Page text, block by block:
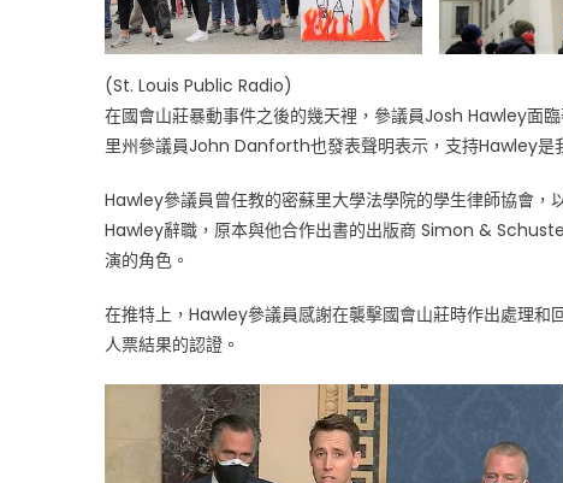
矣”〉
中
(St. Louis Public Radio)
在國會山莊暴動事件之後的幾天裡，參議員Josh Hawley面
里州參議員John Danforth也發表聲明表示，支持Hawley是
Hawley參議員曾任教的密蘇里大學法學院的學生律師協會
Hawley辭職，原本與他合作出書的出版商 Simon &
演的角色。
在推特上，Hawley參議員感謝在襲擊國會山莊時作出處理
人票結果的認證。